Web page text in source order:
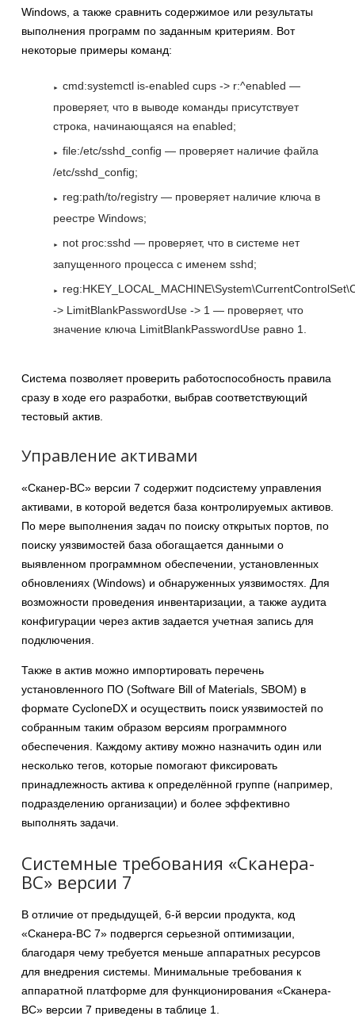
Windows, а также сравнить содержимое или результаты
выполнения программ по заданным критериям. Вот
некоторые примеры команд:
cmd:systemctl is-enabled cups -> r:^enabled —
проверяет, что в выводе команды присутствует
строка, начинающаяся на enabled;
file:/etc/sshd_config — проверяет наличие файла
/etc/sshd_config;
reg:path/to/registry — проверяет наличие ключа в
реестре Windows;
not proc:sshd — проверяет, что в системе нет
запущенного процесса с именем sshd;
-> LimitBlankPasswordUse -> 1 — проверяет, что
значение ключа LimitBlankPasswordUse равно 1.
Система позволяет проверить работоспособность правила
сразу в ходе его разработки, выбрав соответствующий
тестовый актив.
Управление активами
«Сканер-ВС» версии 7 содержит подсистему управления
активами, в которой ведется база контролируемых активов.
По мере выполнения задач по поиску открытых портов, по
поиску уязвимостей база обогащается данными о
выявленном программном обеспечении, установленных
обновлениях (Windows) и обнаруженных уязвимостях. Для
возможности проведения инвентаризации, а также аудита
конфигурации через актив задается учетная запись для
подключения.
Также в актив можно импортировать перечень
установленного ПО (Software Bill of Materials, SBOM) в
формате CycloneDX и осуществить поиск уязвимостей по
собранным таким образом версиям программного
обеспечения. Каждому активу можно назначить один или
несколько тегов, которые помогают фиксировать
принадлежность актива к определённой группе (например,
подразделению организации) и более эффективно
выполнять задачи.
Системные требования «Сканера-
ВС» версии 7
В отличие от предыдущей, 6-й версии продукта, код
«Сканера-ВС 7» подвергся серьезной оптимизации,
благодаря чему требуется меньше аппаратных ресурсов
для внедрения системы. Минимальные требования к
аппаратной платформе для функционирования «Сканера-
ВС» версии 7 приведены в таблице 1.